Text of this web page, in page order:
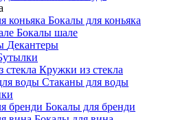
Бокалы для коньяка
Бокалы шале
Декантеры
Кружки из стекла
Стаканы для воды
Бокалы для бренди